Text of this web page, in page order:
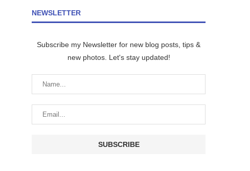
NEWSLETTER
Subscribe my Newsletter for new blog posts, tips &
new photos. Let's stay updated!